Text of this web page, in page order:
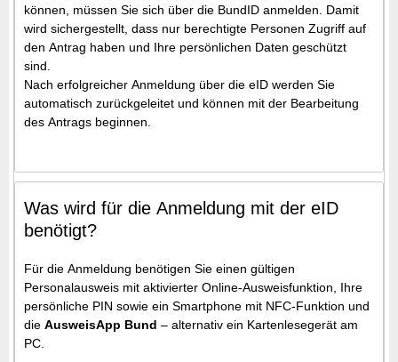
können, müssen Sie sich über die BundID anmelden. Damit
wird sichergestellt, dass nur berechtigte Personen Zugriff auf
den Antrag haben und Ihre persönlichen Daten geschützt
sind.
Nach erfolgreicher Anmeldung über die eID werden Sie
automatisch zurückgeleitet und können mit der Bearbeitung
des Antrags beginnen.
Was wird für die Anmeldung mit der eID
benötigt?
Für die Anmeldung benötigen Sie einen gültigen
Personalausweis mit aktivierter Online-Ausweisfunktion, Ihre
persönliche PIN sowie ein Smartphone mit NFC-Funktion und
die AusweisApp Bund – alternativ ein Kartenlesegerät am
PC.